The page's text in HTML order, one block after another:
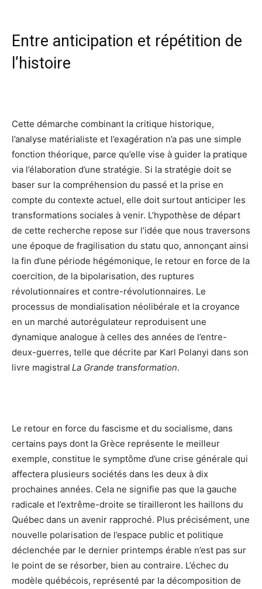
Entre anticipation et répétition de
l’histoire
Cette démarche combinant la critique historique,
l’analyse matérialiste et l’exagération n’a pas une simple
fonction théorique, parce qu’elle vise à guider la pratique
via l’élaboration d’une stratégie. Si la stratégie doit se
baser sur la compréhension du passé et la prise en
compte du contexte actuel, elle doit surtout anticiper les
transformations sociales à venir. L’hypothèse de départ
de cette recherche repose sur l’idée que nous traversons
une époque de fragilisation du statu quo, annonçant ainsi
la fin d’une période hégémonique, le retour en force de la
coercition, de la bipolarisation, des ruptures
révolutionnaires et contre-révolutionnaires. Le
processus de mondialisation néolibérale et la croyance
en un marché autorégulateur reproduisent une
dynamique analogue à celles des années de l’entre-
deux-guerres, telle que décrite par Karl Polanyi dans son
livre magistral La Grande transformation.
Le retour en force du fascisme et du socialisme, dans
certains pays dont la Grèce représente le meilleur
exemple, constitue le symptôme d’une crise générale qui
affectera plusieurs sociétés dans les deux à dix
prochaines années. Cela ne signifie pas que la gauche
radicale et l’extrême-droite se tirailleront les haillons du
Québec dans un avenir rapproché. Plus précisément, une
nouvelle polarisation de l’espace public et politique
déclenchée par le dernier printemps érable n’est pas sur
le point de se résorber, bien au contraire. L’échec du
modèle québécois, représenté par la décomposition de